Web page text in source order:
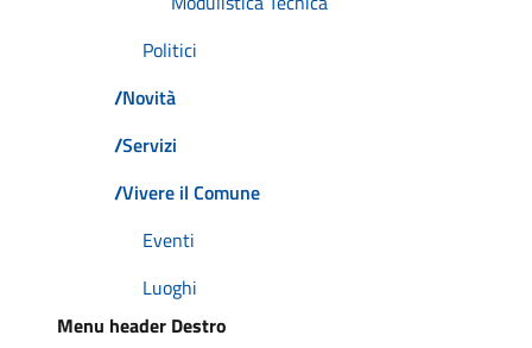
Politici
/Novità
/Servizi
/Vivere il Comune
Eventi
Luoghi
Menu header Destro